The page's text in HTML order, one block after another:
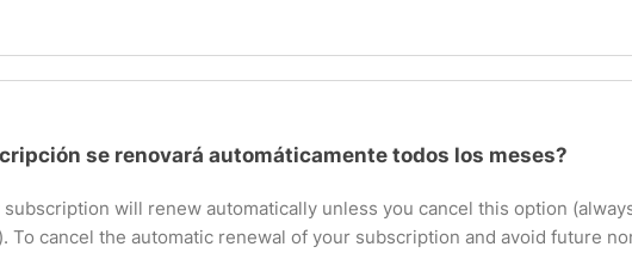
se renovará automáticamente todos los meses?
subscription will renew automatically unless you cancel this option
To cancel the automatic renewal of your subscription and avoid future